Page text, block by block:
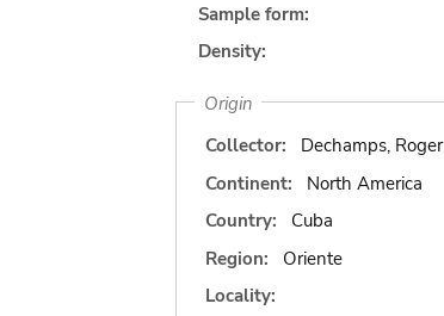
Sample form:
Density:
Origin
Collector:
Dechamps, Roger
Continent:
North America
Country:
Cuba
Region:
Oriente
Locality: